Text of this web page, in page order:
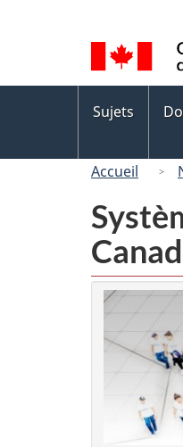
de
la
langue
des
Sujets
Accueil